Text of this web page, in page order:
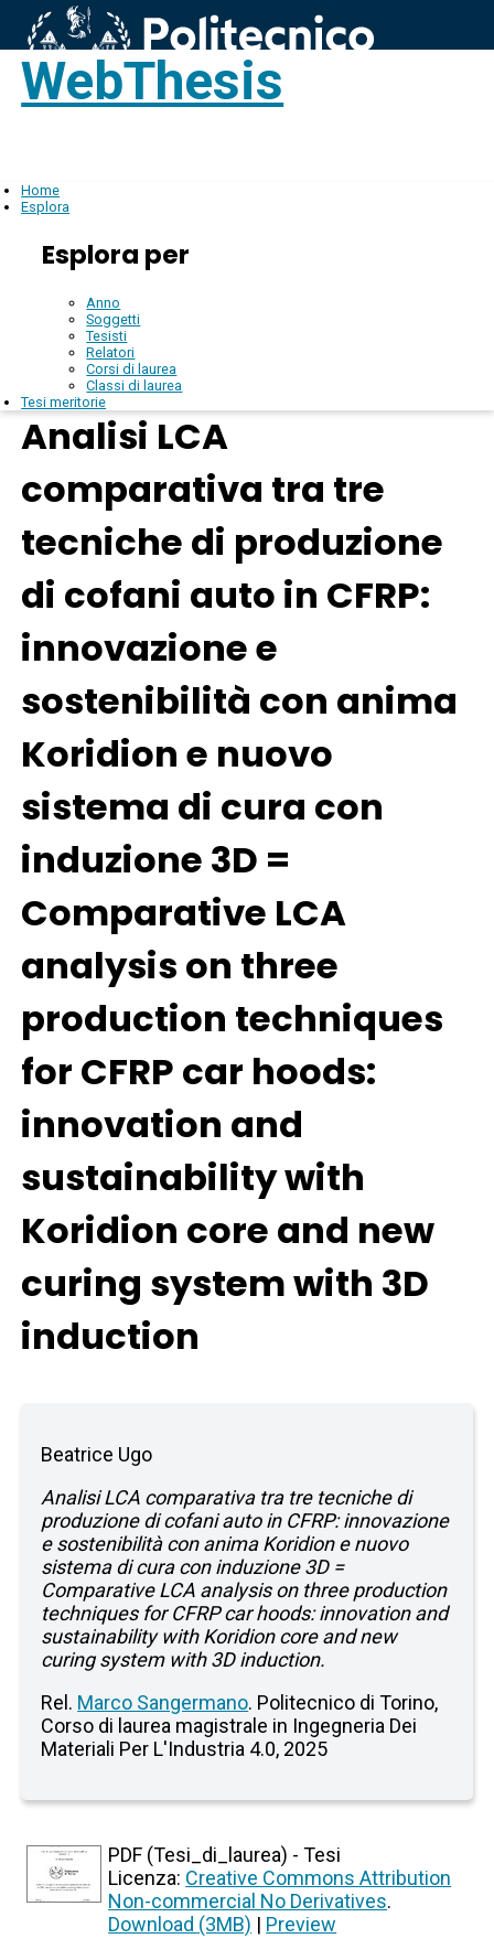
WebThesis
Home
Esplora
Esplora per
Anno
Soggetti
Tesisti
Relatori
Corsi di laurea
Classi di laurea
Tesi meritorie
Analisi LCA
comparativa tra tre
tecniche di produzione
di cofani auto in CFRP:
innovazione e
sostenibilità con anima
Koridion e nuovo
sistema di cura con
induzione 3D =
Comparative LCA
analysis on three
production techniques
for CFRP car hoods:
innovation and
sustainability with
Koridion core and new
curing system with 3D
induction
Beatrice Ugo
Analisi LCA comparativa tra tre tecniche di
produzione di cofani auto in CFRP: innovazione
e sostenibilità con anima Koridion e nuovo
sistema di cura con induzione 3D =
Comparative LCA analysis on three production
techniques for CFRP car hoods: innovation and
sustainability with Koridion core and new
curing system with 3D induction.
Rel. Marco Sangermano. Politecnico di Torino,
Corso di laurea magistrale in Ingegneria Dei
Materiali Per L'Industria 4.0, 2025
PDF (Tesi_di_laurea) - Tesi
Licenza: Creative Commons Attribution
Non-commercial No Derivatives.
Download (3MB) | Preview